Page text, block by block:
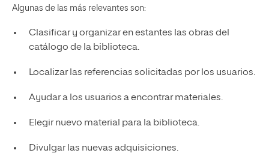
Algunas de las más relevantes son:
Clasificar y organizar en estantes las obras del
catálogo de la biblioteca.
Localizar las referencias solicitadas por los usuarios.
Ayudar a los usuarios a encontrar materiales.
Elegir nuevo material para la biblioteca.
Divulgar las nuevas adquisiciones.